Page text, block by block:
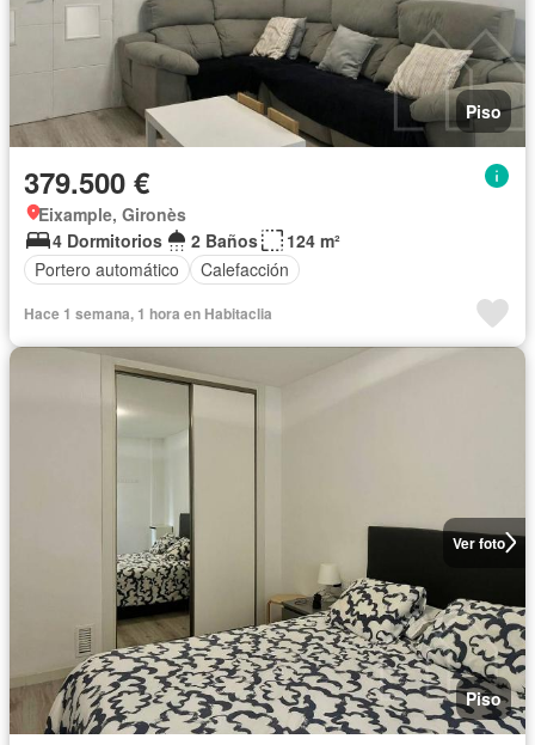
Piso
379.500 €
Eixample, Gironès
4 Dormitorios
2 Baños
124 m²
Portero automático
Calefacción
Hace 1 semana, 1 hora en Habitaclia
Ver foto
Piso